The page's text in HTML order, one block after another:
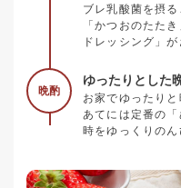
ブレ乳酸菌を摂る
「かつおのたた
ドレッシング」が
晩酌
ゆったりとした
お家でゆったりと
あてには定番の
時をゆっくりのん